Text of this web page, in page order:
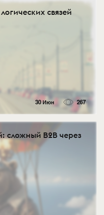
связей
30 Июн 267
сложный B2B через